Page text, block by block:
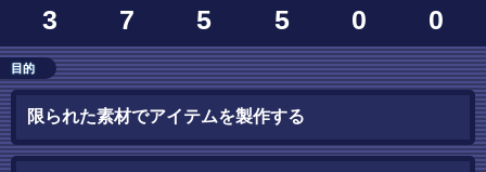
3 7 5 5 0 0
目的
限られた素材でアイテムを製作する